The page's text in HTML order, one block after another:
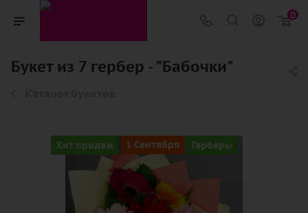
0
Букет из 7 гербер - "Бабочки"
Хит продаж 1 Сентября Герберы